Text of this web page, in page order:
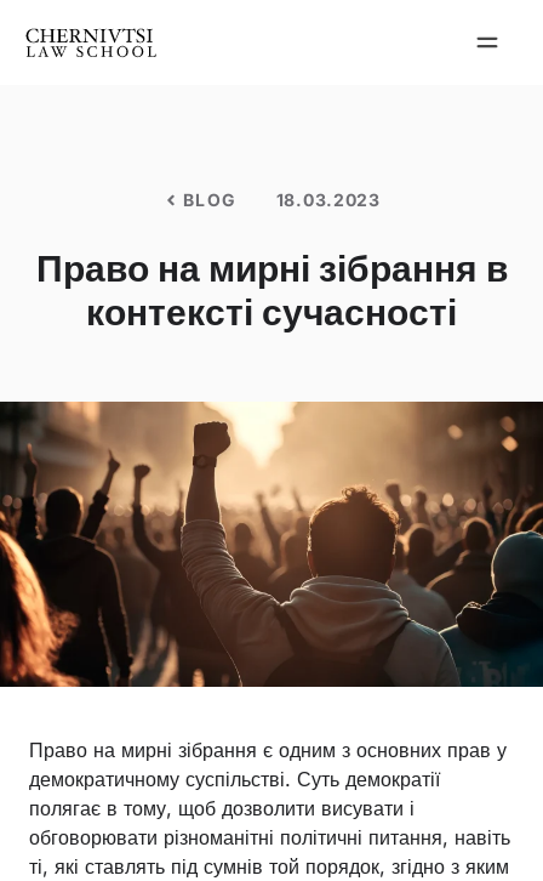
18.03.2023
BLOG
Право на мирні зібрання в
контексті сучасності
Право на мирні зібрання є одним з основних прав у
демократичному суспільстві. Суть демократії
полягає в тому, щоб дозволити висувати і
обговорювати різноманітні політичні питання, навіть
ті, які ставлять під сумнів той порядок, згідно з яким